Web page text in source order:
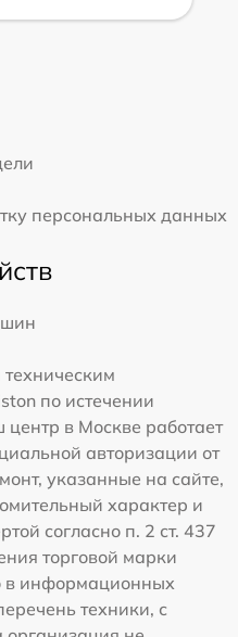
персональных данных
по истечении
в Москве работает
авторизации от
указанные на сайте,
характер и
согласно п. 2 ст. 437
торговой марки
в информационных
техники, с